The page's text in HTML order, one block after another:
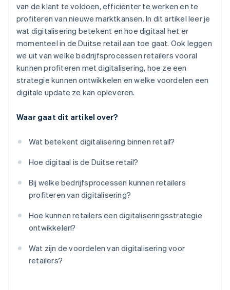
van de klant te voldoen, efficiënter te werken en te
profiteren van nieuwe marktkansen. In dit artikel leer je
wat digitalisering betekent en hoe digitaal het er
momenteel in de Duitse retail aan toe gaat. Ook leggen
we uit van welke bedrijfsprocessen retailers vooral
kunnen profiteren met digitalisering, hoe ze een
strategie kunnen ontwikkelen en welke voordelen een
digitale update ze kan opleveren.
Waar gaat dit artikel over?
Wat betekent digitalisering binnen retail?
Hoe digitaal is de Duitse retail?
Bij welke bedrijfsprocessen kunnen retailers
profiteren van digitalisering?
Hoe kunnen retailers een digitaliseringsstrategie
ontwikkelen?
Wat zijn de voordelen van digitalisering voor
retailers?